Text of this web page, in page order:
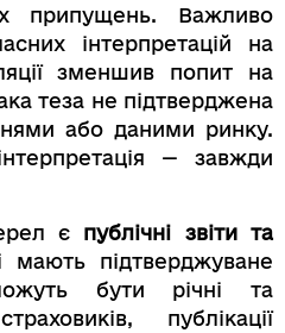
припущень. Важливо
інтерпретацій на
зменшив попит на
теза не підтверджена
або даними ринку.
— завжди
є публічні звіти та
мають підтверджуване
бути річні та
публікації